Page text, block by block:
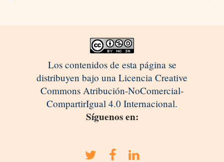
Los contenidos de esta página se
distribuyen bajo una Licencia Creative
Commons Atribución-NoComercial-
CompartirIgual 4.0 Internacional.
Síguenos en: